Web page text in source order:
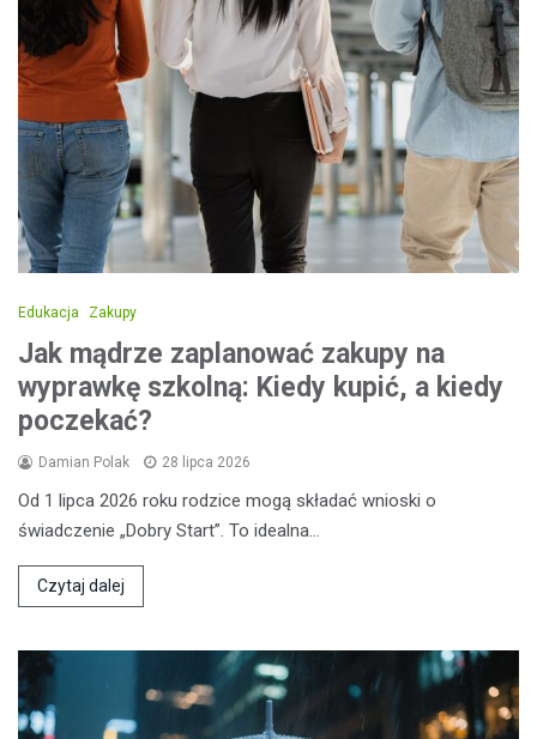
Edukacja Zakupy
Jak mądrze zaplanować zakupy na
wyprawkę szkolną: Kiedy kupić, a kiedy
poczekać?
Damian Polak 28 lipca 2026
Od 1 lipca 2026 roku rodzice mogą składać wnioski o
świadczenie „Dobry Start”. To idealna…
Czytaj dalej